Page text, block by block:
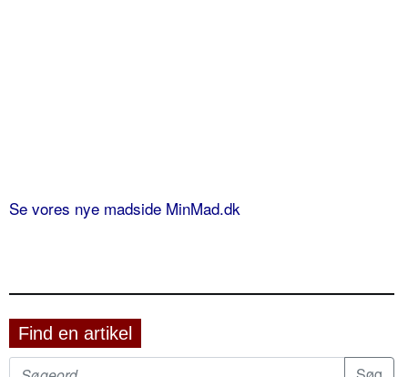
Se vores nye madside MinMad.dk
Find en artikel